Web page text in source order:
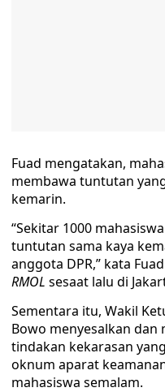
Fuad mengatakan,
membawa tuntutan
kemarin.
“Sekitar 1000
tuntutan sama kaya
anggota DPR,” kata
RMOL sesaat lalu di
Sementara itu, Wakil
Bowo menyesalkan
tindakan kekarasan
oknum aparat
mahasiswa semalam.